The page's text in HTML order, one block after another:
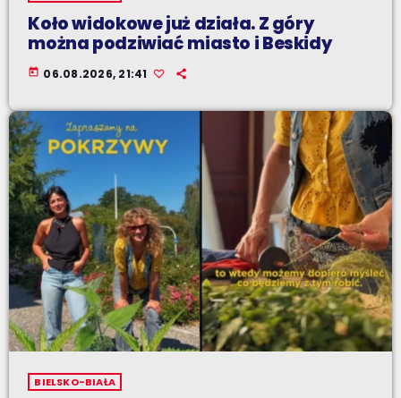
Koło widokowe już działa. Z góry
można podziwiać miasto i Beskidy
today 06.08.2026, 21:41
BIELSKO-BIAŁA